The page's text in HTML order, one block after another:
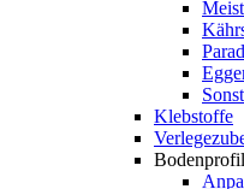
Klebstoffe